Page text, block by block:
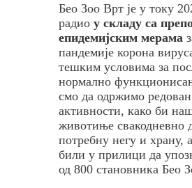
Бео Зоо Врт је у току
радио у складу са
епидемијским мерама
пандемије корона
тешким условима за
нормално
смо да одржимо
активности, како би
животиње свакодневно
потребну негу и храну,
били у прилици да
од 800 становника Бео